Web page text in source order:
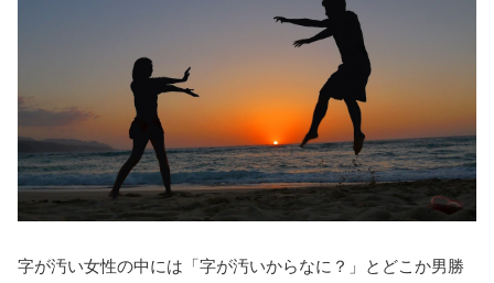
字が汚い女性の中には「字が汚いからなに？」とどこか男勝